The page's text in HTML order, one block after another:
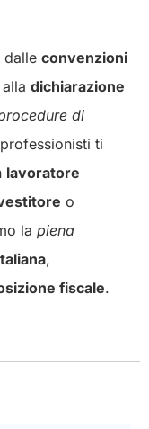
dalle convenzioni
dichiarazione
di
ti
lavoratore
o
la piena
,
fiscale.